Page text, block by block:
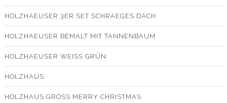
HOLZHAEUSER 3ER SET SCHRAEGES DACH
HOLZHAEUSER BEMALT MIT TANNENBAUM
HOLZHAEUSER WEISS GRÜN
HOLZHAUS
HOLZHAUS GROSS MERRY CHRISTMAS